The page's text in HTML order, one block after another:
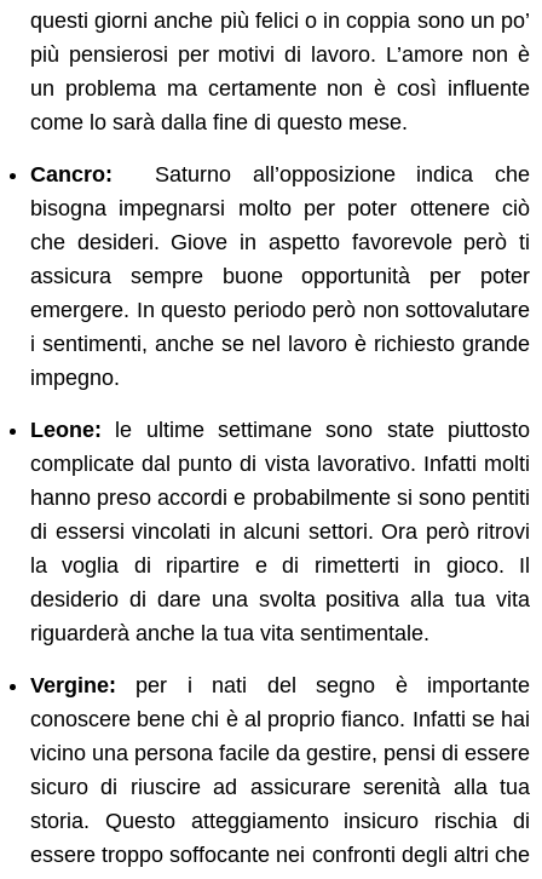
questi giorni anche più felici o in coppia sono un po’
più pensierosi per motivi di lavoro. L’amore non è
un problema ma certamente non è così influente
come lo sarà dalla fine di questo mese.
Cancro: Saturno all’opposizione indica che
bisogna impegnarsi molto per poter ottenere ciò
che desideri. Giove in aspetto favorevole però ti
assicura sempre buone opportunità per poter
emergere. In questo periodo però non sottovalutare
i sentimenti, anche se nel lavoro è richiesto grande
impegno.
Leone: le ultime settimane sono state piuttosto
complicate dal punto di vista lavorativo. Infatti molti
hanno preso accordi e probabilmente si sono pentiti
di essersi vincolati in alcuni settori. Ora però ritrovi
la voglia di ripartire e di rimetterti in gioco. Il
desiderio di dare una svolta positiva alla tua vita
riguarderà anche la tua vita sentimentale.
Vergine: per i nati del segno è importante
conoscere bene chi è al proprio fianco. Infatti se hai
vicino una persona facile da gestire, pensi di essere
sicuro di riuscire ad assicurare serenità alla tua
storia. Questo atteggiamento insicuro rischia di
essere troppo soffocante nei confronti degli altri che